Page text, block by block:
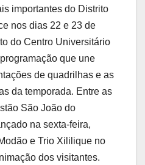
importantes do Distrito
nos dias 22 e 23 de
do Centro Universitário
que une
de quadrilhas e as
da temporada. Entre as
São João do
na sexta-feira,
e Trio Xililique no
dos visitantes.